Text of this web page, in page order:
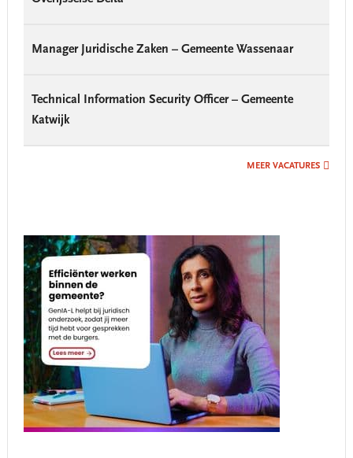
Manager Juridische Zaken – Gemeente Wassenaar
Technical Information Security Officer – Gemeente
Katwijk
MEER VACATURES